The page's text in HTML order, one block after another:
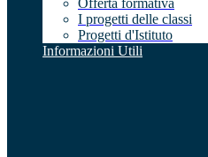
Offerta formativa
I progetti delle classi
Progetti d'Istituto
Informazioni Utili